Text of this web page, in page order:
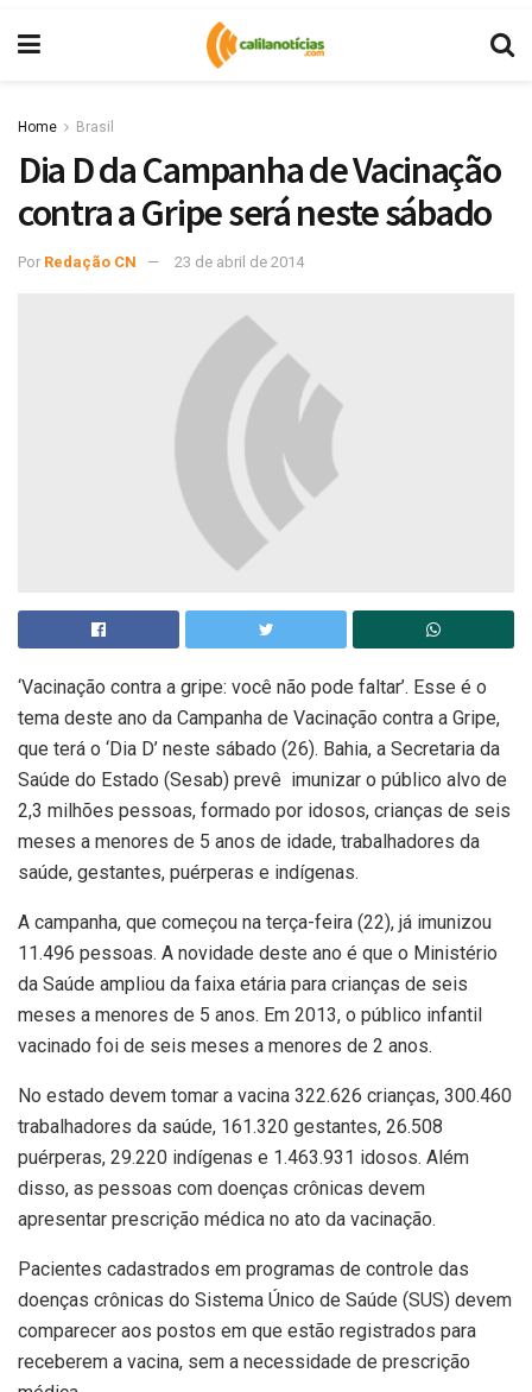
Home Brasil
Dia D da Campanha de Vacinação
contra a Gripe será neste sábado
Por Redação CN 23 de abril de 2014
‘Vacinação contra a gripe: você não pode faltar’. Esse é o
tema deste ano da Campanha de Vacinação contra a Gripe,
que terá o ‘Dia D’ neste sábado (26). Bahia, a Secretaria da
Saúde do Estado (Sesab) prevê imunizar o público alvo de
2,3 milhões pessoas, formado por idosos, crianças de seis
meses a menores de 5 anos de idade, trabalhadores da
saúde, gestantes, puérperas e indígenas.
A campanha, que começou na terça-feira (22), já imunizou
11.496 pessoas. A novidade deste ano é que o Ministério
da Saúde ampliou da faixa etária para crianças de seis
meses a menores de 5 anos. Em 2013, o público infantil
vacinado foi de seis meses a menores de 2 anos.
No estado devem tomar a vacina 322.626 crianças, 300.460
trabalhadores da saúde, 161.320 gestantes, 26.508
puérperas, 29.220 indígenas e 1.463.931 idosos. Além
disso, as pessoas com doenças crônicas devem
apresentar prescrição médica no ato da vacinação.
Pacientes cadastrados em programas de controle das
doenças crônicas do Sistema Único de Saúde (SUS) devem
comparecer aos postos em que estão registrados para
receberem a vacina, sem a necessidade de prescrição